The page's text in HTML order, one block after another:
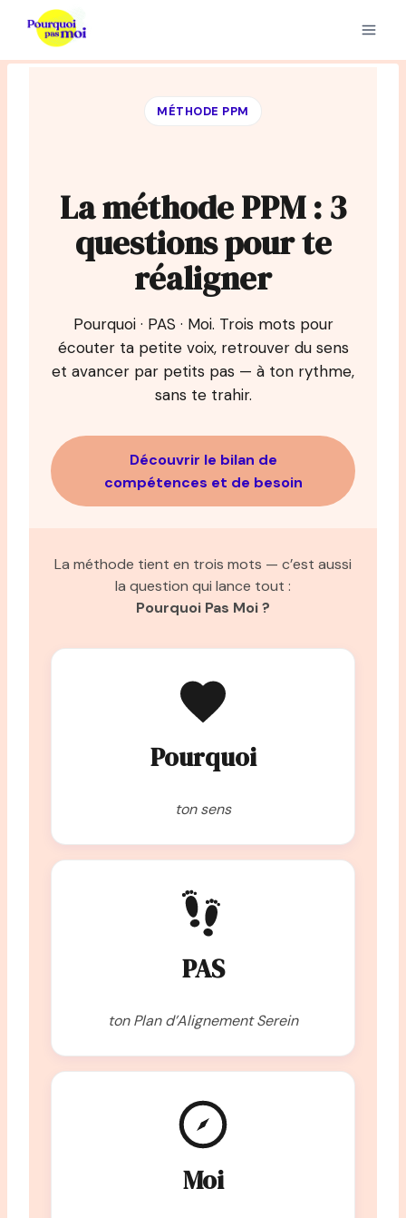
contenu
MÉTHODE PPM
La méthode PPM : 3
questions pour te
réaligner
Pourquoi · PAS · Moi. Trois mots pour
écouter ta petite voix, retrouver du sens
et avancer par petits pas — à ton rythme,
sans te trahir.
Découvrir le bilan de
compétences et de besoin
La méthode tient en trois mots — c’est aussi
la question qui lance tout :
Pourquoi Pas Moi ?
Pourquoi
ton sens
PAS
ton Plan d’Alignement Serein
Moi